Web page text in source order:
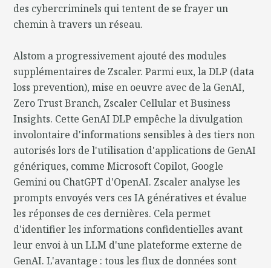
des cybercriminels qui tentent de se frayer un
chemin à travers un réseau.
Alstom a progressivement ajouté des modules
supplémentaires de Zscaler. Parmi eux, la DLP (data
loss prevention), mise en oeuvre avec de la GenAI,
Zero Trust Branch, Zscaler Cellular et Business
Insights. Cette GenAI DLP empêche la divulgation
involontaire d'informations sensibles à des tiers non
autorisés lors de l'utilisation d'applications de GenAI
génériques, comme Microsoft Copilot, Google
Gemini ou ChatGPT d'OpenAI. Zscaler analyse les
prompts envoyés vers ces IA génératives et évalue
les réponses de ces dernières. Cela permet
d'identifier les informations confidentielles avant
leur envoi à un LLM d'une plateforme externe de
GenAI. L'avantage : tous les flux de données sont